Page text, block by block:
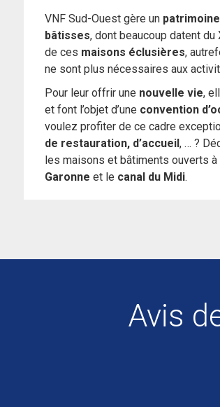
VNF Sud-Ouest gère un
bâtisses, dont beaucoup datent
de ces maisons éclusières,
ne sont plus nécessaires aux
Pour leur offrir une nouvelle vie,
et font l’objet d’une convention
voulez profiter de ce cadre
de restauration, d’accueil, … ?
les maisons et bâtiments ouverts à
Garonne et le canal du Midi.
Avis